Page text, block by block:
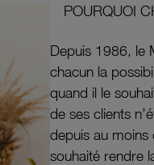
POURQUOI
Depuis 1986, le
chacun la
quand il le
de ses clients
depuis au
souhaité rendre